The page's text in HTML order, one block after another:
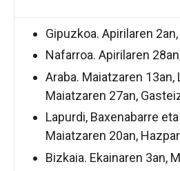
Gipuzkoa. Apirilaren
Nafarroa. Apirilaren
Araba. Maiatzaren
Maiatzaren 27an,
Lapurdi, Baxenabarre
Maiatzaren 20an,
Bizkaia. Ekainaren 3an,